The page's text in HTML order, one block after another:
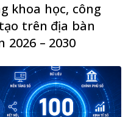
khoa học, công
trên địa bàn
– 2030